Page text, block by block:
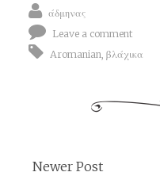
άδμηνας
Leave a comment
Aromanian, βλάχικα
Newer Post